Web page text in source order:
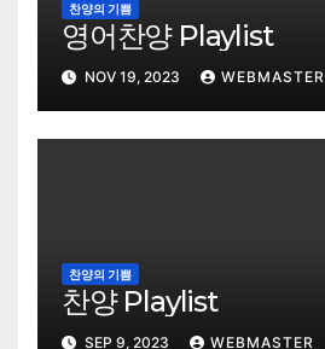
찬양의 기쁨
영어찬양 Playlist
NOV 19, 2023 WEBMASTER
찬양의 기쁨
찬양 Playlist
SEP 9, 2023 WEBMASTER